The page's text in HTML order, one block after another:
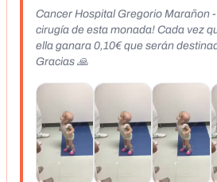
Cancer Hospital Gregorio Marañon
cirugía de esta monada! Cada vez
ella ganara 0,10€ que serán
Gracias 🙏